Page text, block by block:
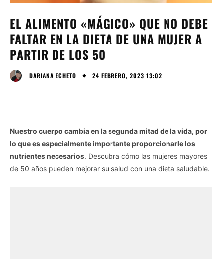
EL ALIMENTO «MÁGICO» QUE NO DEBE
FALTAR EN LA DIETA DE UNA MUJER A
PARTIR DE LOS 50
DARIANA ECHETO 24 FEBRERO, 2023 13:02
Nuestro cuerpo cambia en la segunda mitad de la vida, por
lo que es especialmente importante proporcionarle los
nutrientes necesarios. Descubra cómo las mujeres mayores
de 50 años pueden mejorar su salud con una dieta saludable.